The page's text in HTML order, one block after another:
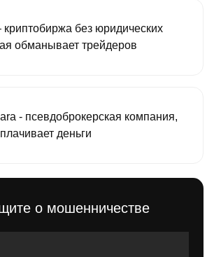
без юридических
обманывает трейдеров
- псевдоброкерская компания,
деньги
о мошенничестве